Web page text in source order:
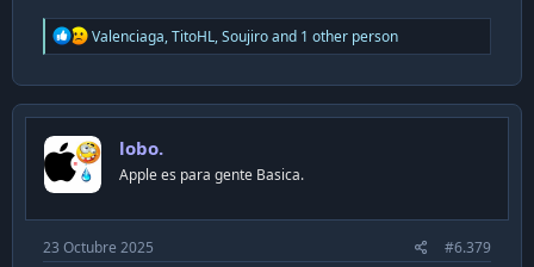
R
e
c
t
o
n
s
Valenciaga,TitoHL,Soujiroand 1 other person
lobo.
Apple es para gente Basica.
23 Octubre 2025 #6.379